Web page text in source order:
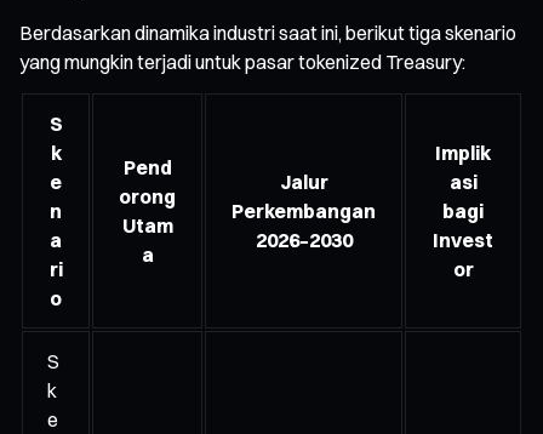
Berdasarkan dinamika industri saat ini, berikut tiga skenario
yang mungkin terjadi untuk pasar tokenized Treasury:
S
k
e
n
a
ri
o
Pend
orong
Utam
a
Jalur
Perkembangan
2026–2030
Implik
asi
bagi
Invest
or
S
k
e